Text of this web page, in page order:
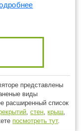
представлены
виды
расширенный список
,стен,крыш,
посмотреть тут.